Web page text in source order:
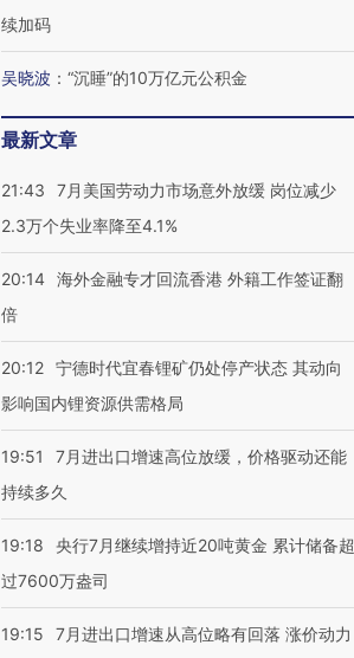
续加码
吴晓波 ： “沉睡”的10万亿元公积金
最新文章
21:43
7月美国劳动力市场意外放缓 岗位减少
2.3万个失业率降至4.1%
20:14 海外金融专才回流香港 外籍工作签证翻
倍
20:12 宁德时代宜春锂矿仍处停产状态 其动向
影响国内锂资源供需格局
19:51
7月进出口增速高位放缓，价格驱动还能
持续多久
19:18
央行7月继续增持近20吨黄金 累计储备超
过7600万盎司
19:15
7月进出口增速从高位略有回落 涨价动力